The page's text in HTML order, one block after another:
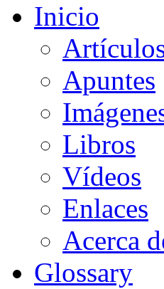
Inicio
Apuntes
Libros
Vídeos
Enlaces
Acerca
Glossary